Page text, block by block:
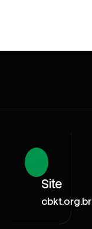
Site
cbkt.org.br